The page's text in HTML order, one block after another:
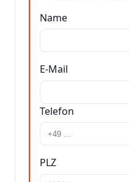
Name
E-Mail
Telefon
PLZ